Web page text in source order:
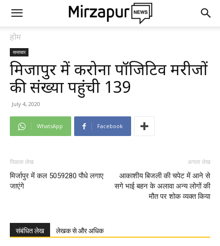
होम
समाचार
मिर्जापुर में करोना पॉजिटिव मरीजों
की संख्या पहुंची 139
July 4, 2020
WhatsApp Facebook
पिछला लेख
मिर्जापुर में कल 5059280 पौधे लगाए
जाएंगे
अगला लेख
आकाशीय बिजली की चपेट में आने से
सगे भाई बहन के अलावा अन्य लोगों की
मौत पर शोक व्यक्त किया
संबंधित लेख लेखक से और अधिक